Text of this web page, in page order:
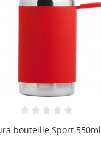
bouteille Sport 475ml